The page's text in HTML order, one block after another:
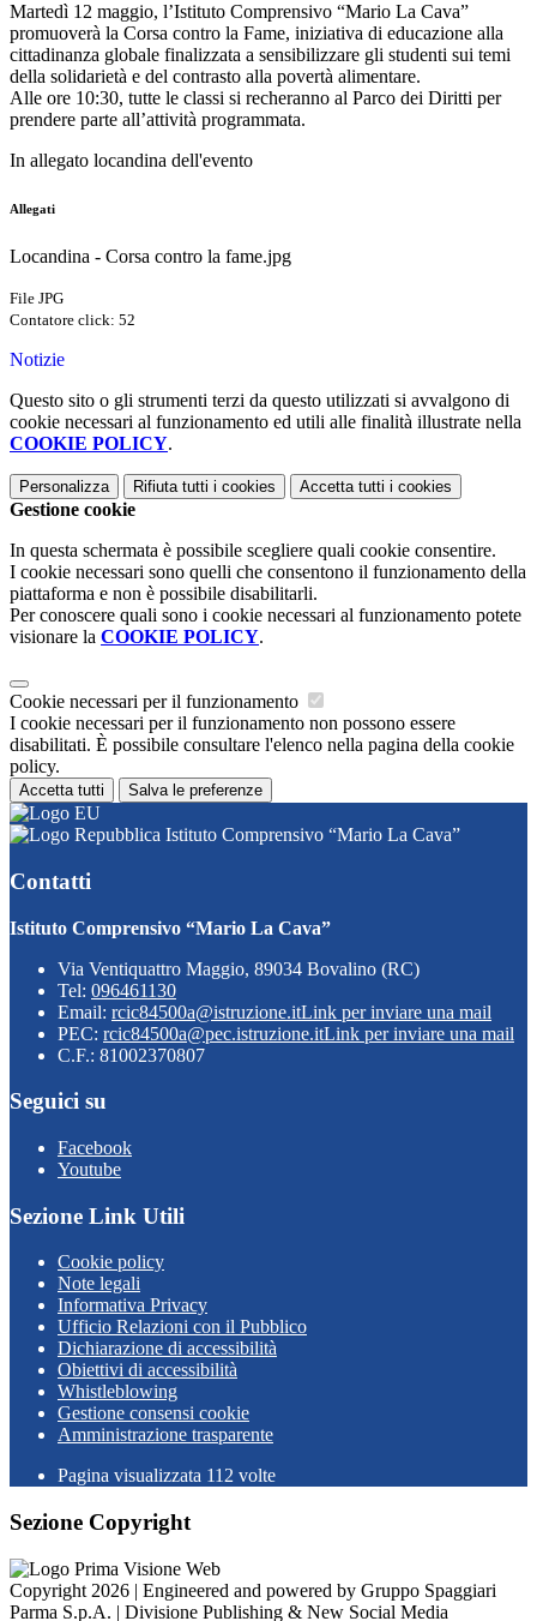
Martedì 12 maggio, l’Istituto Comprensivo “Mario La Cava”
promuoverà la Corsa contro la Fame, iniziativa di educazione alla
cittadinanza globale finalizzata a sensibilizzare gli studenti sui temi
della solidarietà e del contrasto alla povertà alimentare.
Alle ore 10:30, tutte le classi si recheranno al Parco dei Diritti per
prendere parte all’attività programmata.
In allegato locandina dell'evento
Allegati
Locandina - Corsa contro la fame.jpg
File JPG
Contatore click: 52
Notizie
Questo sito o gli strumenti terzi da questo utilizzati si avvalgono di
cookie necessari al funzionamento ed utili alle finalità illustrate nella
COOKIE POLICY.
Personalizza Rifiuta tutti i cookies Accetta tutti i cookies
Gestione cookie
In questa schermata è possibile scegliere quali cookie consentire.
I cookie necessari sono quelli che consentono il funzionamento della
piattaforma e non è possibile disabilitarli.
Per conoscere quali sono i cookie necessari al funzionamento potete
visionare la COOKIE POLICY.
Cookie necessari per il funzionamento
I cookie necessari per il funzionamento non possono essere
disabilitati. È possibile consultare l'elenco nella pagina della cookie
policy.
Accetta tutti Salva le preferenze
Istituto Comprensivo “Mario La Cava”
Contatti
Istituto Comprensivo “Mario La Cava”
Via Ventiquattro Maggio, 89034 Bovalino (RC)
Tel: 096461130
Email: rcic84500a@istruzione.itLink per inviare una mail
PEC: rcic84500a@pec.istruzione.itLink per inviare una mail
C.F.: 81002370807
Seguici su
Facebook
Youtube
Sezione Link Utili
Cookie policy
Note legali
Informativa Privacy
Ufficio Relazioni con il Pubblico
Dichiarazione di accessibilità
Obiettivi di accessibilità
Whistleblowing
Gestione consensi cookie
Amministrazione trasparente
Pagina visualizzata 112 volte
Sezione Copyright
Copyright 2026 | Engineered and powered by Gruppo Spaggiari
Parma S.p.A. | Divisione Publishing & New Social Media